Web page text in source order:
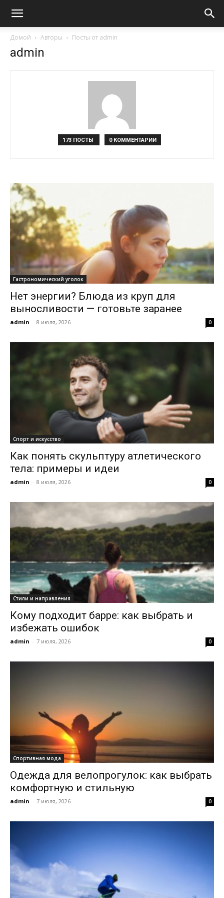
Домой Авторы Посты от admin
admin
173 ПОСТЫ 0 КОММЕНТАРИИ
Гастрономический уголок
Нет энергии? Блюда из круп для
выносливости — готовьте заранее
admin - 8 июля, 2026 0
Спорт и искусство
Как понять скульптуру атлетического
тела: примеры и идеи
admin - 8 июля, 2026 0
Стили и направления
Кому подходит барре: как выбрать и
избежать ошибок
admin - 7 июля, 2026 0
Спортивная мода
Одежда для велопрогулок: как выбрать
комфортную и стильную
admin - 7 июля, 2026 0